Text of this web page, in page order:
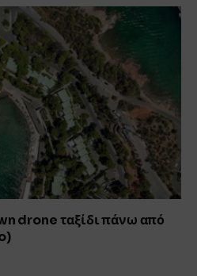
drone ταξίδι πάνω από